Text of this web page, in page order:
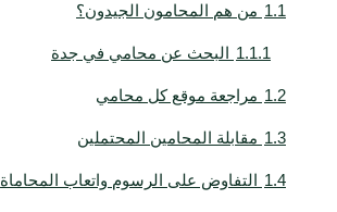
1.1 من هم المحامون الجيدون؟
1.1.1 البحث عن محامي في جدة
1.2 مراجعة موقع كل محامي
1.3 مقابلة المحامين المحتملين
1.4 التفاوض على الرسوم واتعاب المحاماة